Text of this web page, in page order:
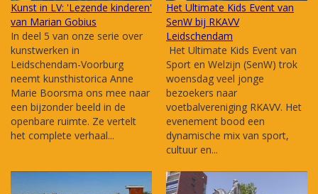
Kunst in LV: 'Lezende kinderen'
van Marian Gobius
In deel 5 van onze serie over
kunstwerken in
Leidschendam-Voorburg
neemt kunsthistorica Anne
Marie Boorsma ons mee naar
een bijzonder beeld in de
openbare ruimte. Ze vertelt
het complete verhaal...
Het Ultimate Kids Event van
SenW bij RKAVV
Leidschendam
Het Ultimate Kids Event van
Sport en Welzijn (SenW) trok
woensdag veel jonge
bezoekers naar
voetbalvereniging RKAVV. Het
evenement bood een
dynamische mix van sport,
cultuur en...